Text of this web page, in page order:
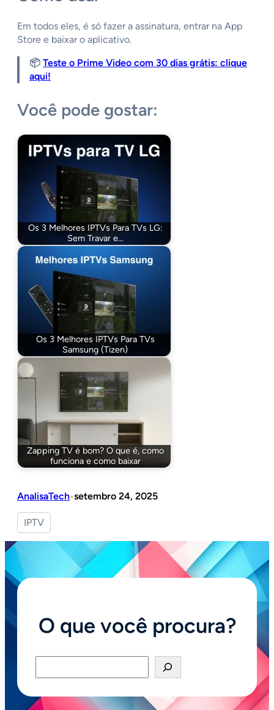
Em todos eles, é só fazer a assinatura, entrar na App
Store e baixar o aplicativo.
📦 Teste o Prime Video com 30 dias grátis: clique
aqui!
Você pode gostar:
Os 3 Melhores IPTVs Para TVs LG:
Sem Travar e…
Os 3 Melhores IPTVs Para TVs
Samsung (Tizen)
Zapping TV é bom? O que é, como
funciona e como baixar
AnalisaTech•setembro 24, 2025
IPTV
O que você procura?